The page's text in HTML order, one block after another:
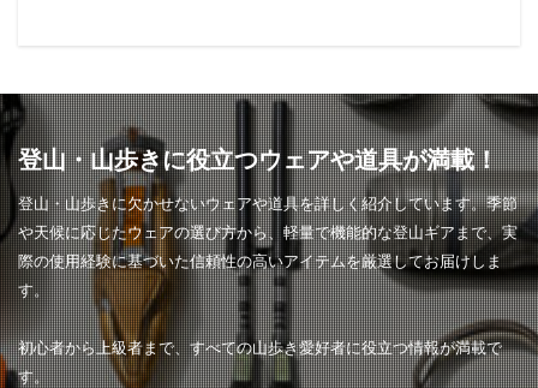
登山・山歩きに役立つウェアや道具が満載！
登山・山歩きに欠かせないウェアや道具を詳しく紹介しています。季節
や天候に応じたウェアの選び方から、軽量で機能的な登山ギアまで、実
際の使用経験に基づいた信頼性の高いアイテムを厳選してお届けしま
す。
初心者から上級者まで、すべての山歩き愛好者に役立つ情報が満載で
す。